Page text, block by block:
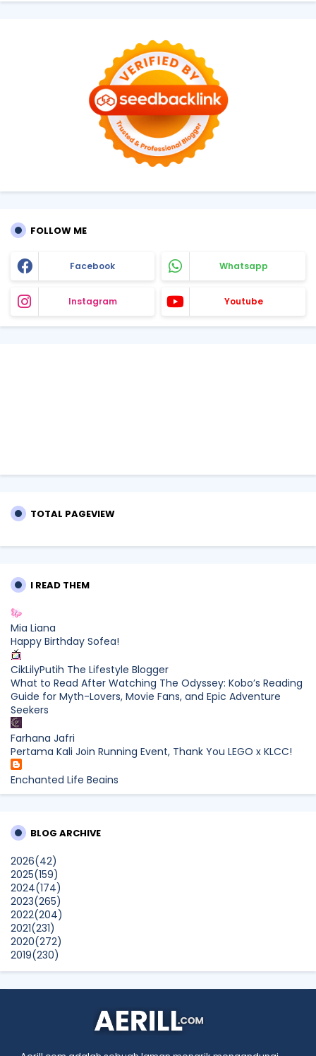
FOLLOW ME
Facebook Whatsapp
Instagram Youtube
TOTAL PAGEVIEW
I READ THEM
Mia Liana
Happy Birthday Sofea!
CikLilyPutih The Lifestyle Blogger
What to Read After Watching The Odyssey: Kobo’s Reading
Guide for Myth-Lovers, Movie Fans, and Epic Adventure
Seekers
Farhana Jafri
Pertama Kali Join Running Event, Thank You LEGO x KLCC!
Enchanted Life Begins
What to Read After Watching The Odyssey: Kobo’s Reading
What to Read After Watching The Odyssey: Kobo’s Reading
Guide for Myth-Lovers, Movie Fans, and Epic Adventure
Seekers
Show All
BLOG ARCHIVE
2026(42)
2025(159)
2024(174)
2023(265)
2022(204)
2021(231)
2020(272)
2019(230)
2018(496)